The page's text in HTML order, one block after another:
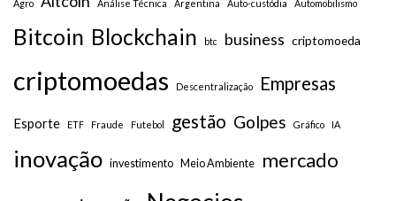
Agro Análise Técnica Argentina Auto-custódia Automobilismo
Bitcoin Blockchain btc business criptomoeda
criptomoedas Descentralização Empresas
Esporte ETF Fraude Futebol gestão Golpes Gráfico IA
inovação investimento Meio Ambiente mercado